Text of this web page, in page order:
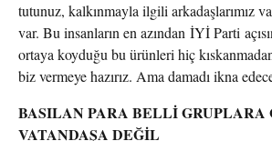
tutunuz, kalkınmayla ilgili arkadaşlarımız
var. Bu insanların en azından İYİ Parti
ortaya koyduğu bu ürünleri hiç
biz vermeye hazırız. Ama damadı ikna
BASILAN PARA BELLİ GRUPLARA
VATANDAŞA DEĞİL